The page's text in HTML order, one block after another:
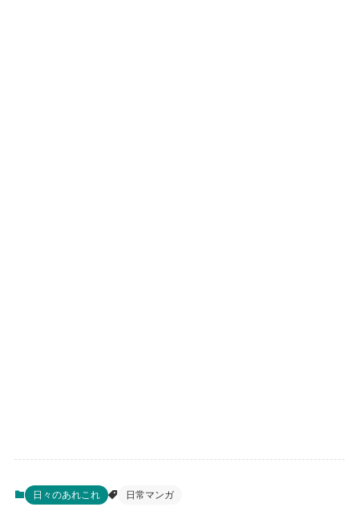
日々のあれこれ 日常マンガ